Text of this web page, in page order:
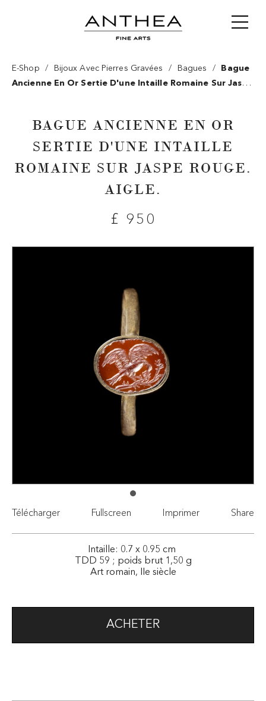
E-Shop / Bijoux Avec Pierres Gravées / Bagues /
Bague
Ancienne En Or Sertie D'une Intaille Romaine Sur Jaspe
BAGUE ANCIENNE EN OR
SERTIE D'UNE INTAILLE
ROMAINE SUR JASPE ROUGE.
AIGLE.
£ 950
Télécharger Fullscreen Imprimer Share
Intaille: 0.7 x 0.95 cm
TDD 59 ; poids brut 1,50 g
Art romain, IIe siècle
ACHETER